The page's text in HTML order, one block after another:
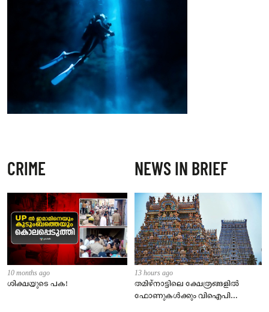
CRIME
10 months ago
ശിക്ഷയുടെ പക!
NEWS IN BRIEF
13 hours ago
തമിഴ്‌നാട്ടിലെ ക്ഷേത്രങ്ങളിൽ
ഫോണുകൾക്കും വിഐപി